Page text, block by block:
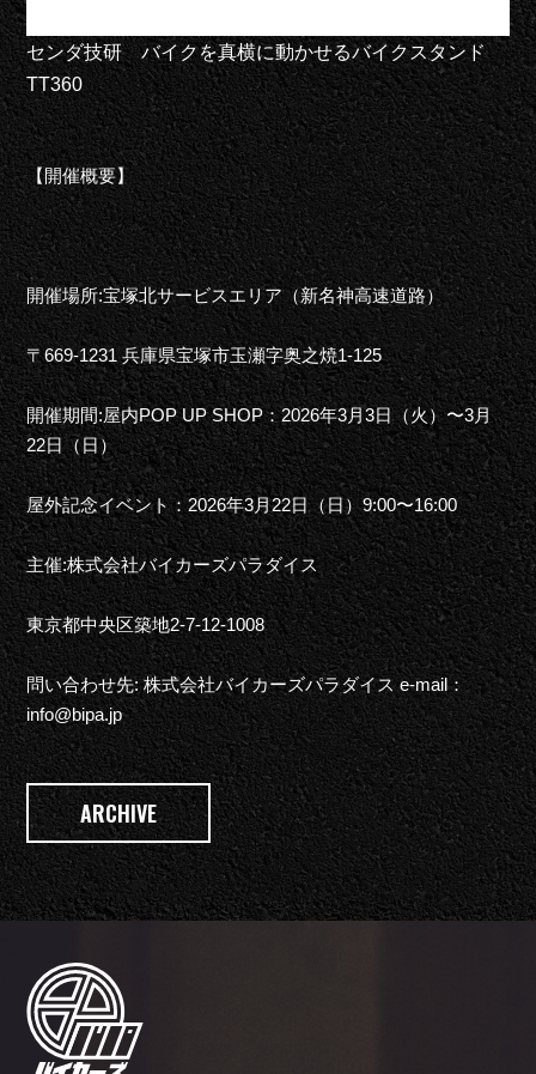
センダ技研 バイクを真横に動かせるバイクスタンド
TT360
【開催概要】
開催場所:宝塚北サービスエリア（新名神高速道路）
〒669-1231 兵庫県宝塚市玉瀬字奥之焼1-125
開催期間:屋内POP UP SHOP：2026年3月3日（火）〜3月
22日（日）
屋外記念イベント：2026年3月22日（日）9:00〜16:00
主催:株式会社バイカーズパラダイス
東京都中央区築地2-7-12-1008
問い合わせ先: 株式会社バイカーズパラダイス e-mail：
info@bipa.jp
ARCHIVE